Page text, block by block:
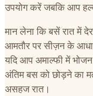
उपयोग करें जबकि आप
मान लेना कि बसें रात में
आमतौर पर सीज़न के
यदि आप अमाल्फी में
अंतिम बस को छोड़ने का
असहज रात।